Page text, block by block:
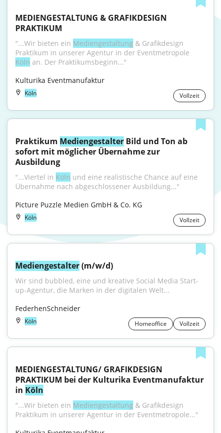
MEDIENGESTALTUNG & GRAFIKDESIGN
PRAKTIKUM
"...Wir bieten ein Mediengestaltung & Grafikdesign
Köln an. Der Praktikumsbeginn..."
Kulturika Eventmanufaktur
Köln Vollzeit
Praktikum Mediengestalter Bild und Ton ab
sofort mit möglicher Übernahme zur
Ausbildung
"...Viertel in Köln und eine realistische Chance auf eine
Übernahme nach abgeschlossener Ausbildung..."
Picture Puzzle Medien GmbH & Co. KG
Köln Vollzeit
Mediengestalter (m/w/d)
Wir sind bubbled, eine und kreative Social Media Start-
up-Agentur, die Marken in der digitalen Welt...
FederhenSchneider
Köln Homeoffice Vollzeit
MEDIENGESTALTUNG/ GRAFIKDESIGN
PRAKTIKUM bei der Kulturika Eventmanufaktur
in Köln
"...Wir bieten ein Mediengestaltung & Grafikdesign
Praktikum in unserer Agentur in der Eventmetropole..."